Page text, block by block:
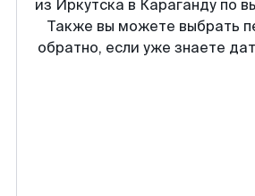
из Иркутска в Караганду по
Также вы можете выбрать
обратно, если уже знаете